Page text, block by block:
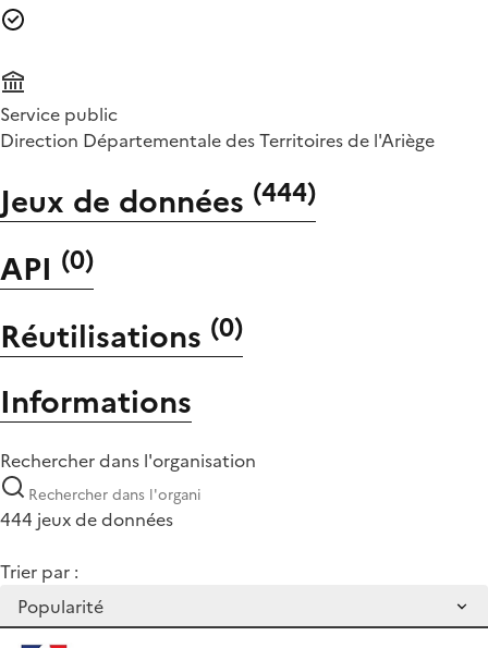
Service public
Direction Départementale des Territoires de l'Ariège
Jeux de données (444)
API (0)
Réutilisations (0)
Informations
Rechercher dans l'organisation
444 jeux de données
Trier par :